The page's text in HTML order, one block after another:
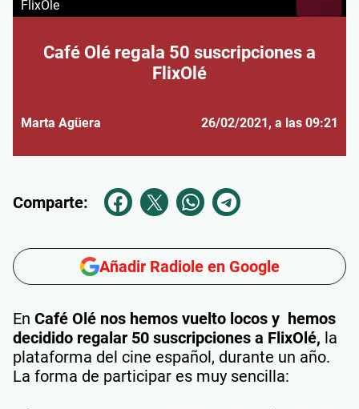
FlixOle
Café Olé regala 50 suscripciones a
FlixOlé
Marta Agüera 26/02/2021, a las 09:21
Comparte:
Añadir Radiole en Google
En Café Olé nos hemos vuelto locos y hemos
decidido regalar 50 suscripciones a FlixOlé, la
plataforma del cine español, durante un año.
La forma de participar es muy sencilla: